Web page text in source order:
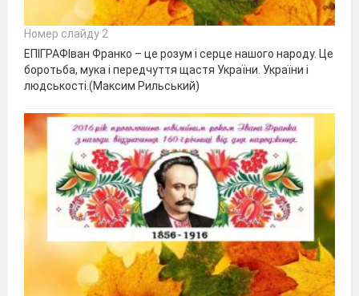
Номер слайду 2
ЕПІГРАФІван Франко – це розум і серце нашого народу. Це
боротьба, мука і передчуття щастя України. України і
людськості.(Максим Рильський)